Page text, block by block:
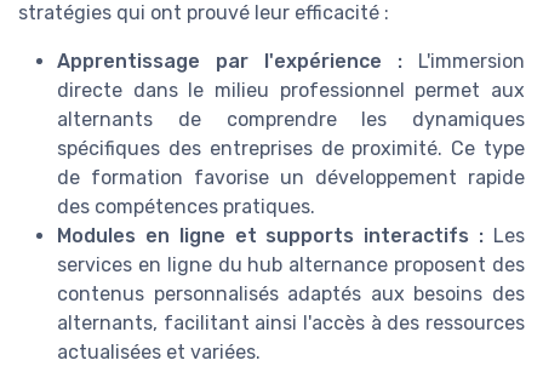
stratégies qui ont prouvé leur efficacité :
Apprentissage par l'expérience : L'immersion
directe dans le milieu professionnel permet aux
alternants de comprendre les dynamiques
spécifiques des entreprises de proximité. Ce type
de formation favorise un développement rapide
des compétences pratiques.
Modules en ligne et supports interactifs : Les
services en ligne du hub alternance proposent des
contenus personnalisés adaptés aux besoins des
alternants, facilitant ainsi l'accès à des ressources
actualisées et variées.